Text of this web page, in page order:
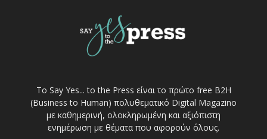
Το Say Yes... to the Press είναι το πρώτο free Β2Η
(Business to Human) πολυθεματικό Digital Magazino
με καθημερινή, ολοκληρωμένη και αξιόπιστη
ενημέρωση με θέματα που αφορούν όλους.